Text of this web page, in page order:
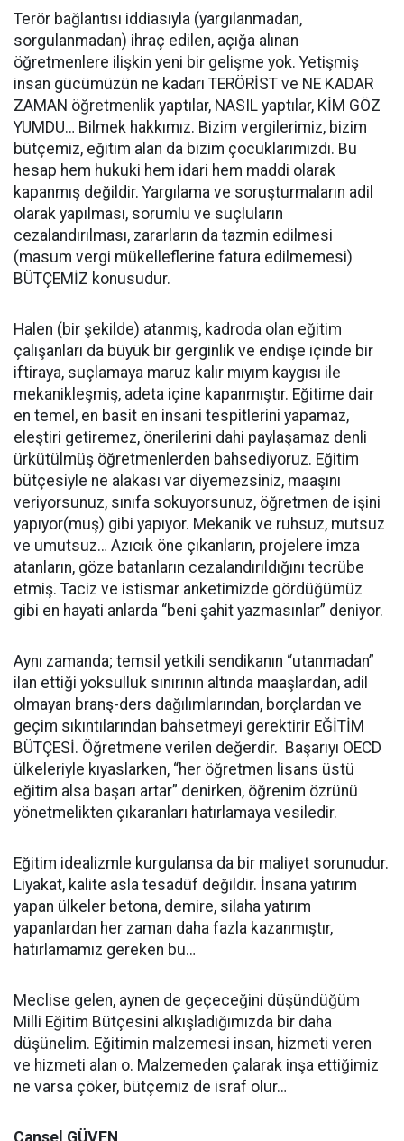
Terör bağlantısı iddiasıyla (yargılanmadan,
sorgulanmadan) ihraç edilen, açığa alınan
öğretmenlere ilişkin yeni bir gelişme yok. Yetişmiş
insan gücümüzün ne kadarı TERÖRİST ve NE KADAR
ZAMAN öğretmenlik yaptılar, NASIL yaptılar, KİM GÖZ
YUMDU… Bilmek hakkımız. Bizim vergilerimiz, bizim
bütçemiz, eğitim alan da bizim çocuklarımızdı. Bu
hesap hem hukuki hem idari hem maddi olarak
kapanmış değildir. Yargılama ve soruşturmaların adil
olarak yapılması, sorumlu ve suçluların
cezalandırılması, zararların da tazmin edilmesi
(masum vergi mükelleflerine fatura edilmemesi)
BÜTÇEMİZ konusudur.
Halen (bir şekilde) atanmış, kadroda olan eğitim
çalışanları da büyük bir gerginlik ve endişe içinde bir
iftiraya, suçlamaya maruz kalır mıyım kaygısı ile
mekanikleşmiş, adeta içine kapanmıştır. Eğitime dair
en temel, en basit en insani tespitlerini yapamaz,
eleştiri getiremez, önerilerini dahi paylaşamaz denli
ürkütülmüş öğretmenlerden bahsediyoruz. Eğitim
bütçesiyle ne alakası var diyemezsiniz, maaşını
veriyorsunuz, sınıfa sokuyorsunuz, öğretmen de işini
yapıyor(muş) gibi yapıyor. Mekanik ve ruhsuz, mutsuz
ve umutsuz… Azıcık öne çıkanların, projelere imza
atanların, göze batanların cezalandırıldığını tecrübe
etmiş. Taciz ve istismar anketimizde gördüğümüz
gibi en hayati anlarda “beni şahit yazmasınlar” deniyor.
Aynı zamanda; temsil yetkili sendikanın “utanmadan”
ilan ettiği yoksulluk sınırının altında maaşlardan, adil
olmayan branş-ders dağılımlarından, borçlardan ve
geçim sıkıntılarından bahsetmeyi gerektirir EĞİTİM
BÜTÇESİ. Öğretmene verilen değerdir. Başarıyı OECD
ülkeleriyle kıyaslarken, “her öğretmen lisans üstü
eğitim alsa başarı artar” denirken, öğrenim özrünü
yönetmelikten çıkaranları hatırlamaya vesiledir.
Eğitim idealizmle kurgulansa da bir maliyet sorunudur.
Liyakat, kalite asla tesadüf değildir. İnsana yatırım
yapan ülkeler betona, demire, silaha yatırım
yapanlardan her zaman daha fazla kazanmıştır,
hatırlamamız gereken bu…
Meclise gelen, aynen de geçeceğini düşündüğüm
Milli Eğitim Bütçesini alkışladığımızda bir daha
düşünelim. Eğitimin malzemesi insan, hizmeti veren
ve hizmeti alan o. Malzemeden çalarak inşa ettiğimiz
ne varsa çöker, bütçemiz de israf olur…
Cansel GÜVEN